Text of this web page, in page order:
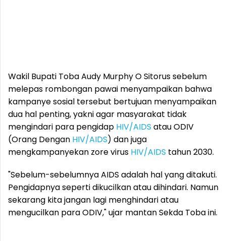
Wakil Bupati Toba Audy Murphy O Sitorus sebelum
melepas rombongan pawai menyampaikan bahwa
kampanye sosial tersebut bertujuan menyampaikan
dua hal penting, yakni agar masyarakat tidak
mengindari para pengidap HIV/AIDS atau ODIV
(Orang Dengan HIV/AIDS) dan juga
mengkampanyekan zore virus HIV/AIDS tahun 2030.
"Sebelum-sebelumnya AIDS adalah hal yang ditakuti.
Pengidapnya seperti dikucilkan atau dihindari. Namun
sekarang kita jangan lagi menghindari atau
mengucilkan para ODIV," ujar mantan Sekda Toba ini.